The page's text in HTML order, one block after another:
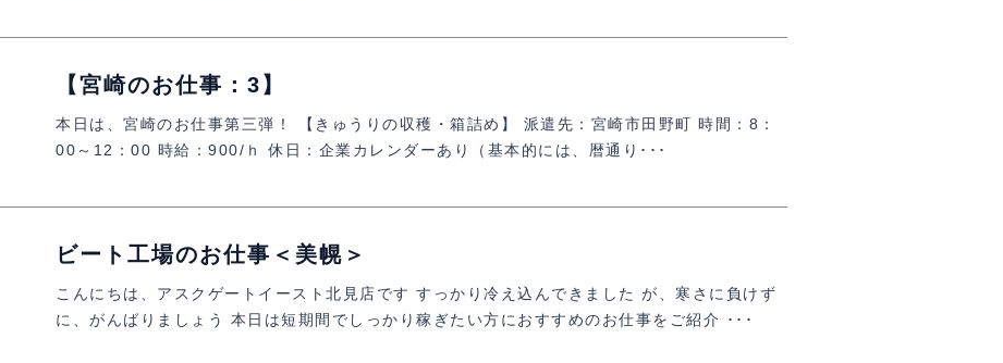
【宮崎のお仕事：3】
本日は、宮崎のお仕事第三弾！ 【きゅうりの収穫・箱詰め】 派遣先：宮崎市田野町 時間：8：
00～12：00 時給：900/ｈ 休日：企業カレンダーあり（基本的には、暦通り･･･
ビート工場のお仕事＜美幌＞
こんにちは、アスクゲートイースト北見店です すっかり冷え込んできました が、寒さに負けず
に、がんばりましょう 本日は短期間でしっかり稼ぎたい方におすすめのお仕事をご紹介 ･･･